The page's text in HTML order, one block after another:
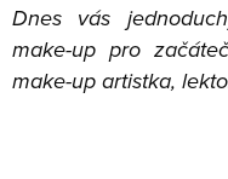
Dnes vás
make-up pro
make-up artistka,